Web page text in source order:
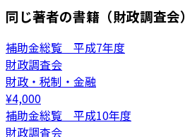
同じ著者の書籍（財政調査会）
補助金総覧 平成7年度
財政調査会
財政・税制・金融
¥4,000
補助金総覧 平成10年度
財政調査会